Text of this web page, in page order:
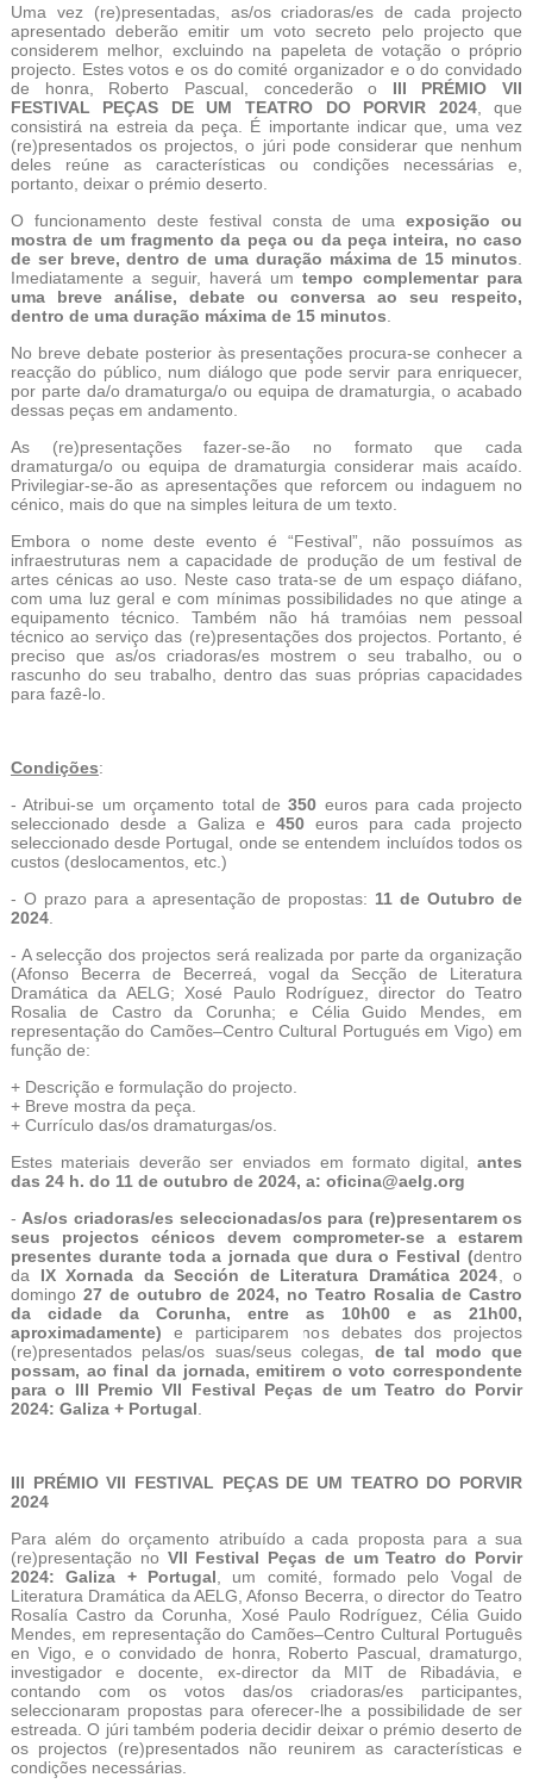
Uma vez (re)presentadas, as/os criadoras/es de cada projecto
apresentado deberão emitir um voto secreto pelo projecto que
considerem melhor, excluindo na papeleta de votação o próprio
projecto. Estes votos e os do comité organizador e o do convidado
de honra, Roberto Pascual, concederão o III PRÉMIO VII
FESTIVAL PEÇAS DE UM TEATRO DO PORVIR 2024, que
consistirá na estreia da peça. É importante indicar que, uma vez
(re)presentados os projectos, o júri pode considerar que nenhum
deles reúne as características ou condições necessárias e,
portanto, deixar o prémio deserto.
O funcionamento deste festival consta de umaexposição ou
mostra de um fragmento da peça ou da peça inteira, no caso
de ser breve, dentro de uma duração máxima de 15 minutos
Imediatamente a seguir, haverá umtempo complementar para
uma breve análise, debate ou conversa ao seu respeito,
dentro de uma duração máxima de 15 minutos
No breve debate posterior às presentações procura-se conhecer a
reacção do público, num diálogo que pode servir para enriquecer,
por parte da/o dramaturga/o ou equipa de dramaturgia, o acabado
dessas peças em andamento.
As (re)presentações fazer-se-ão no formato que cada
dramaturga/o ou equipa de dramaturgia considerar mais acaído.
Privilegiar-se-ão as apresentações que reforcem ou indaguem no
cénico, mais do que na simples leitura de um texto.
Embora o nome deste evento é “Festival”, não possuímos as
infraestruturas nem a capacidade de produção de um festival de
artes cénicas ao uso. Neste caso trata-se de um espaço diáfano,
com uma luz geral e com mínimas possibilidades no que atinge a
equipamento técnico. Também não há tramóias nem pessoal
técnico ao serviço das (re)presentações dos projectos. Portanto, é
preciso que as/os criadoras/es mostrem o seu trabalho, ou o
rascunho do seu trabalho, dentro das suas próprias capacidades
para fazê-lo.
Condições:
- Atribui-se um orçamento total de350 euros para cada projecto
seleccionado desde a Galiza e450 euros para cada projecto
seleccionado desde Portugal, onde se entendem incluídos todos os
custos (deslocamentos, etc.)
- O prazo para a apresentação de propostas: 11 de Outubro de
2024.
- A selecção dos projectos será realizada por parte da organização
(Afonso Becerra de Becerreá, vogal da Secção de Literatura
Dramática da AELG; Xosé Paulo Rodríguez, director do Teatro
Rosalia de Castro da Corunha; e Célia Guido Mendes, em
representação do Camões–Centro Cultural Portugués em Vigo) em
função de:
+ Descrição e formulação do projecto.
+ Breve mostra da peça.
+ Currículo das/os dramaturgas/os.
Estes materiais deverão ser enviados em formato digital,antes
das 24 h. do 11 de outubro de 2024, a: oficina@aelg.org
- As/os criadoras/es seleccionadas/os para (re)presentarem os
seus projectos cénicos devem comprometer-se a estarem
presentes durante toda a jornada que dura o Festival (dentro
da IX Xornada da Sección de Literatura Dramática 2024 , o
domingo 27 de outubro de 2024, no Teatro Rosalia de Castro
da cidade da Corunha, entre as 10h00 e as 21h00,
aproximadamente) e participarem nos debates dos projectos
(re)presentados pelas/os suas/seus colegas, de tal modo que
possam, ao final da jornada, emitirem o voto correspondente
para o III Premio VII Festival Peças de um Teatro do Porvir
2024: Galiza + Portugal
III PRÉMIO VII FESTIVAL PEÇAS DE UM TEATRO DO PORVIR
2024
Para além do orçamento atribuído a cada proposta para a sua
(re)presentação no VII Festival Peças de um Teatro do Porvir
2024: Galiza + Portugal , um comité, formado pelo Vogal de
Literatura Dramática da AELG, Afonso Becerra, o director do Teatro
Rosalía Castro da Corunha, Xosé Paulo Rodríguez, Célia Guido
Mendes, em representação do Camões–Centro Cultural Português
en Vigo, e o convidado de honra, Roberto Pascual,dramaturgo,
investigador e docente, ex-director da MIT de Ribadávia, e
contando com os votos das/os criadoras/es participantes,
seleccionaram propostas para oferecer-lhe a possibilidade de ser
estreada. O júri também poderia decidir deixar o prémio deserto de
os projectos (re)presentados não reunirem as características e
condições necessárias.